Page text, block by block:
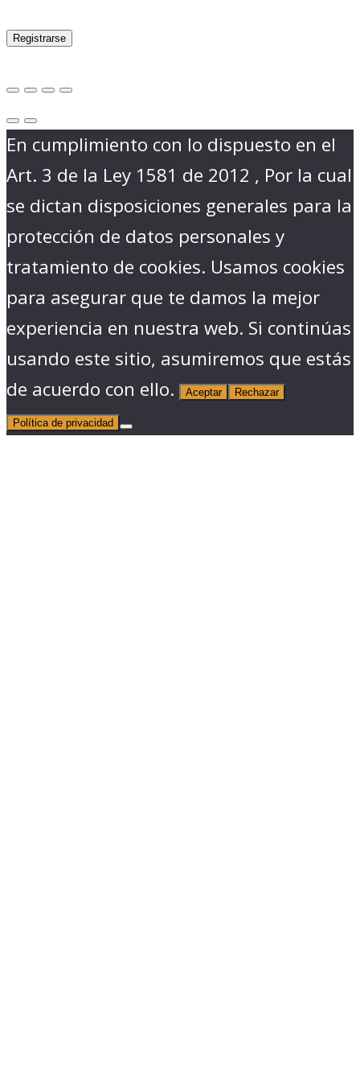
Registrarse
En cumplimiento con lo dispuesto en el
Art. 3 de la Ley 1581 de 2012 , Por la cual
se dictan disposiciones generales para la
protección de datos personales y
tratamiento de cookies. Usamos cookies
para asegurar que te damos la mejor
experiencia en nuestra web. Si continúas
usando este sitio, asumiremos que estás
de acuerdo con ello.
Aceptar Rechazar
Política de privacidad